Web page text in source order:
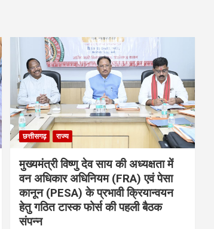
छत्तीसगढ़ राज्य
मुख्यमंत्री विष्णु देव साय की अध्यक्षता में
वन अधिकार अधिनियम (FRA) एवं पेसा
कानून (PESA) के प्रभावी क्रियान्वयन
हेतु गठित टास्क फोर्स की पहली बैठक
संपन्न